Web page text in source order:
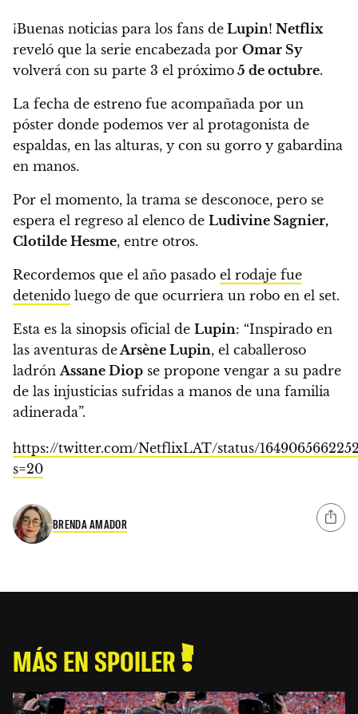
¡Buenas noticias para los fans de Lupin! Netflix
reveló que la serie encabezada por Omar Sy
volverá con su parte 3 el próximo 5 de octubre.
La fecha de estreno fue acompañada por un
póster donde podemos ver al protagonista de
espaldas, en las alturas, y con su gorro y gabardina
en manos.
Por el momento, la trama se desconoce, pero se
espera el regreso al elenco de Ludivine Sagnier,
Clotilde Hesme, entre otros.
Recordemos que el año pasado el rodaje fue
detenido luego de que ocurriera un robo en el set.
Esta es la sinopsis oficial de Lupin: “Inspirado en
las aventuras de Arsène Lupin, el caballeroso
ladrón Assane Diop se propone vengar a su padre
de las injusticias sufridas a manos de una familia
adinerada”.
https://twitter.com/NetflixLAT/status/
s=20
BRENDA AMADOR
MÁS EN SPOILER